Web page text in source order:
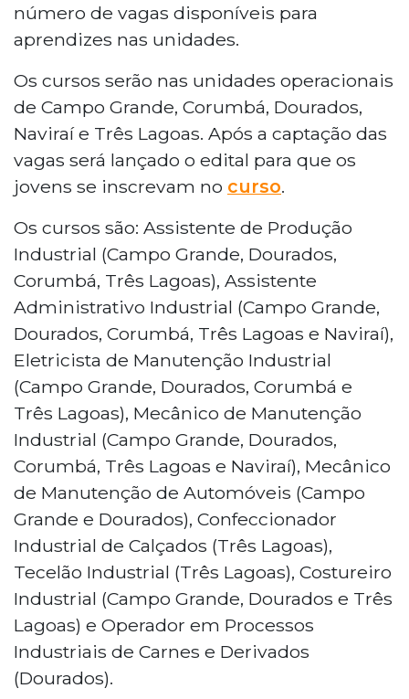
número de vagas disponíveis para
aprendizes nas unidades.
Os cursos serão nas unidades operacionais
de Campo Grande, Corumbá, Dourados,
Naviraí e Três Lagoas. Após a captação das
vagas será lançado o edital para que os
jovens se inscrevam no curso.
Os cursos são: Assistente de Produção
Industrial (Campo Grande, Dourados,
Corumbá, Três Lagoas), Assistente
Administrativo Industrial (Campo Grande,
Dourados, Corumbá, Três Lagoas e Naviraí),
Eletricista de Manutenção Industrial
(Campo Grande, Dourados, Corumbá e
Três Lagoas), Mecânico de Manutenção
Industrial (Campo Grande, Dourados,
Corumbá, Três Lagoas e Naviraí), Mecânico
de Manutenção de Automóveis (Campo
Grande e Dourados), Confeccionador
Industrial de Calçados (Três Lagoas),
Tecelão Industrial (Três Lagoas), Costureiro
Industrial (Campo Grande, Dourados e Três
Lagoas) e Operador em Processos
Industriais de Carnes e Derivados
(Dourados).